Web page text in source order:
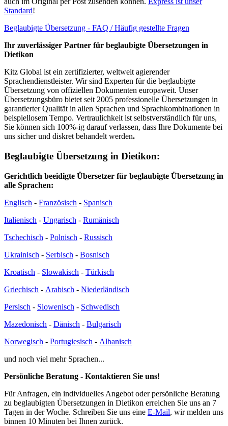
Standard!
Beglaubigte Übersetzung - FAQ / Häufig gestellte Fragen
Ihr zuverlässiger Partner für beglaubigte Übersetzungen in
Dietikon
Kitz Global ist ein zertifizierter, weltweit agierender
Sprachendienstleister. Wir sind Experten für die beglaubigte
Übersetzung von offiziellen Dokumenten europaweit. Unser
Übersetzungsbüro bietet seit 2005 professionelle Übersetzungen in
garantierter Qualität in allen Sprachen und Sprachkombinationen in
beispiellosem Tempo. Vertraulichkeit ist selbstverständlich für uns,
Sie können sich 100%-ig darauf verlassen, dass Ihre Dokumente bei
uns sicher und diskret behandelt werden.
Beglaubigte Übersetzung in Dietikon:
Gerichtlich beeidigte Übersetzer für beglaubigte Übersetzung in
alle Sprachen:
Englisch - Französisch - Spanisch
Italienisch - Ungarisch - Rumänisch
Tschechisch - Polnisch - Russisch
Ukrainisch - Serbisch - Bosnisch
Kroatisch - Slowakisch - Türkisch
Griechisch - Arabisch - Niederländisch
Persisch - Slowenisch - Schwedisch
Mazedonisch - Dänisch - Bulgarisch
Norwegisch - Portugiesisch - Albanisch
und noch viel mehr Sprachen...
Persönliche Beratung - Kontaktieren Sie uns!
Für Anfragen, ein individuelles Angebot oder persönliche Beratung
zu beglaubigten Übersetzungen in Dietikon erreichen Sie uns an 7
Tagen in der Woche. Schreiben Sie uns eine E-Mail, wir melden uns
binnen 10 Minuten bei Ihnen zurück.